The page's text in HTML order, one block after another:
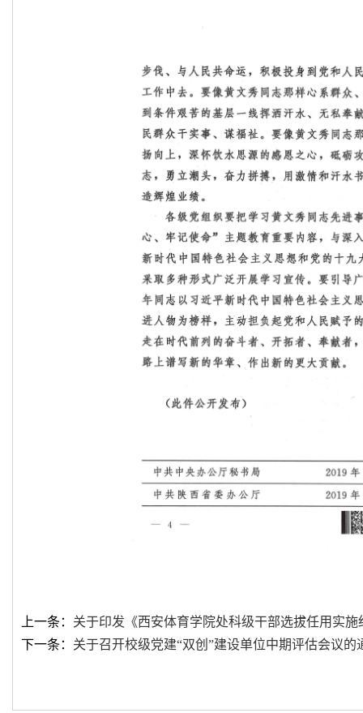
上一条： 关于印发《西安体育学院处科级干部选拔任用实施
下一条： 关于召开校级党建“双创”建设单位中期评估会议的